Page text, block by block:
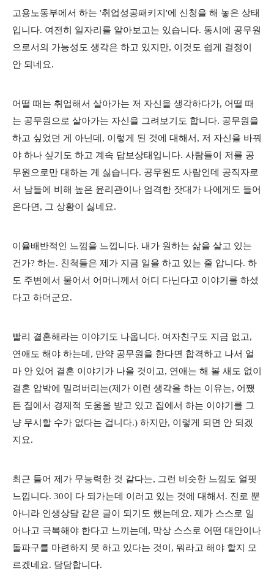
고용노동부에서 하는 '취업성공패키지'에 신청을 해 놓은 상태
입니다. 여전히 일자리를 알아보고는 있습니다. 동시에 공무원
으로서의 가능성도 생각은 하고 있지만, 이것도 쉽게 결정이
안 되네요.
어떨 때는 취업해서 살아가는 저 자신을 생각하다가, 어떨 때
는 공무원으로 살아가는 자신을 그려보기도 합니다. 공무원을
하고 싶었던 게 아닌데, 이렇게 된 것에 대해서, 저 자신을 바꿔
야 하나 싶기도 하고 계속 답보상태입니다. 사람들이 저를 공
무원으로만 대하는 게 싫습니다. 공무원도 사람인데 공직자로
서 남들에 비해 높은 윤리관이나 엄격한 잣대가 나에게도 들어
온다면, 그 상황이 싫네요.
이율배반적인 느낌을 느낍니다. 내가 원하는 삶을 살고 있는
건가? 하는. 친척들은 제가 지금 일을 하고 있는 줄 압니다. 하
도 주변에서 물어서 어머니께서 어디 다닌다고 이야기를 하셨
다고 하더군요.
빨리 결혼해라는 이야기도 나옵니다. 여자친구도 지금 없고,
연애도 해야 하는데, 만약 공무원을 한다면 합격하고 나서 얼
마 안 있어 결혼 이야기가 나올 것이고, 연애는 해 볼 새도 없이
결혼 압박에 밀려버리는(제가 이런 생각을 하는 이유는, 어쨌
든 집에서 경제적 도움을 받고 있고 집에서 하는 이야기를 그
냥 무시할 수가 없다는 겁니다.) 하지만, 이렇게 되면 안 되겠
지요.
최근 들어 제가 무능력한 것 같다는, 그런 비슷한 느낌도 얼핏
느낍니다. 30이 다 되가는데 이러고 있는 것에 대해서. 진로 뿐
아니라 인생상담 같은 글이 되기도 했는데요. 제가 스스로 일
어나고 극복해야 한다고 느끼는데, 막상 스스로 어떤 대안이나
돌파구를 마련하지 못 하고 있다는 것이, 뭐라고 해야 할지 모
르겠네요. 담담합니다.